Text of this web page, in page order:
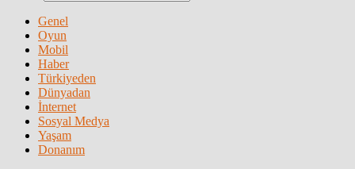
Genel
Oyun
Mobil
Haber
Türkiyeden
Dünyadan
İnternet
Sosyal Medya
Yaşam
Donanım